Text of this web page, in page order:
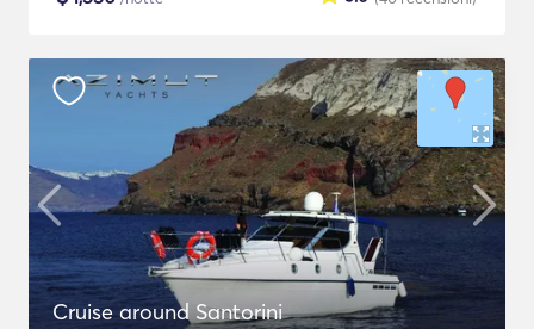
Cruise around Santorini